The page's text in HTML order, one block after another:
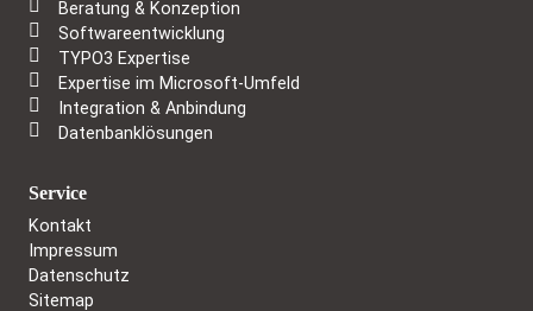
Beratung & Konzeption
Softwareentwicklung
TYPO3 Expertise
Expertise im Microsoft-Umfeld
Integration & Anbindung
Datenbanklösungen
Service
Kontakt
Impressum
Datenschutz
Sitemap